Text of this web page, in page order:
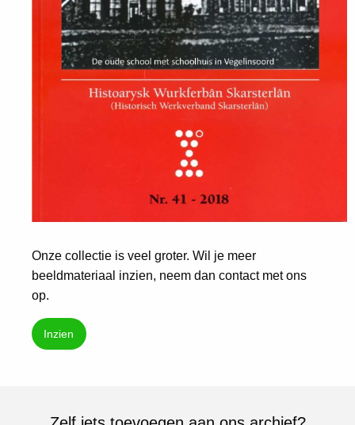
Onze collectie is veel groter. Wil je meer
beeldmateriaal inzien, neem dan contact met ons
op.
Inzien